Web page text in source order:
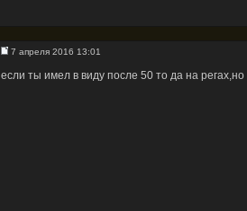
7 апреля 2016 13:01
если ты имел в виду после 50 то да на